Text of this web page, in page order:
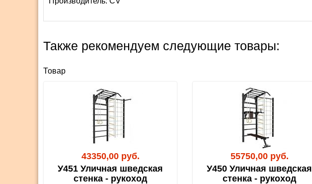
Также рекомендуем следующие товары:
Товар
43350,00 руб.
У451 Уличная шведская
стенка - рукоход
55750,00 руб.
У450 Уличная шведская
стенка - рукоход